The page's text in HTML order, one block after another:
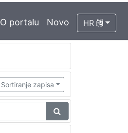
O portalu Novo HR
Sortiranje zapisa